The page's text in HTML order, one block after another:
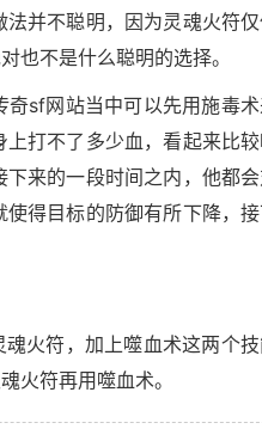
并不聪明，因为灵魂火符
也不是什么聪明的选择。
sf网站当中可以先用施毒
打不了多少血，看起来比
来的一段时间之内，他都
得目标的防御有所下降，
火符，加上噬血术这两个
火符再用噬血术。